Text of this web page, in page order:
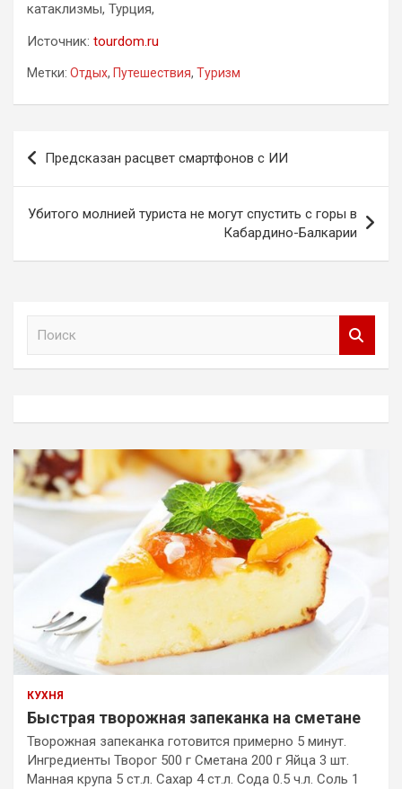
катаклизмы, Турция,
Источник: tourdom.ru
Метки: Отдых, Путешествия, Туризм
Навигация
по
записям
Предсказан расцвет смартфонов с ИИ
Убитого молнией туриста не могут спустить с горы в
Кабардино-Балкарии
КУХНЯ
Быстрая творожная запеканка на сметане
Творожная запеканка готовится примерно 5 минут.
Ингредиенты Творог 500 г Сметана 200 г Яйца 3 шт.
Манная крупа 5 ст.л. Сахар 4 ст.л. Сода 0.5 ч.л. Соль 1